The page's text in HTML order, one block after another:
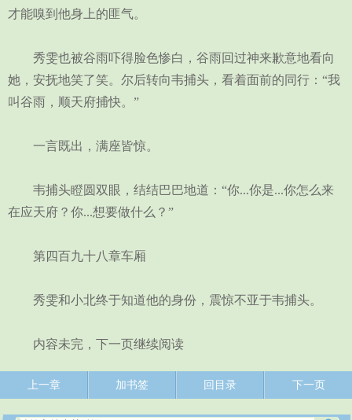
才能嗅到他身上的匪气。
秀雯也被谷雨吓得脸色惨白，谷雨回过神来歉意地看向
她，安抚地笑了笑。尔后转向韦捕头，看着面前的同行：“我
叫谷雨，顺天府捕快。”
一言既出，满座皆惊。
韦捕头瞪圆双眼，结结巴巴地道：“你...你是...你怎么来
在应天府？你...想要做什么？”
第四百九十八章车厢
秀雯和小北终于知道他的身份，震惊不亚于韦捕头。
内容未完，下一页继续阅读
上一章 加书签 回目录 下一页